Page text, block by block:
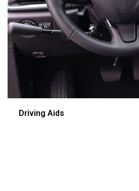
Driving Aids